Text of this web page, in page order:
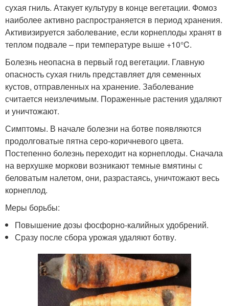
сухая гниль. Атакует культуру в конце вегетации. Фомоз
наиболее активно распространяется в период хранения.
Активизируется заболевание, если корнеплоды хранят в
теплом подвале – при температуре выше +10°C.
Болезнь неопасна в первый год вегетации. Главную
опасность сухая гниль представляет для семенных
кустов, отправленных на хранение. Заболевание
считается неизлечимым. Пораженные растения удаляют
и уничтожают.
Симптомы. В начале болезни на ботве появляются
продолговатые пятна серо-коричневого цвета.
Постепенно болезнь переходит на корнеплоды. Сначала
на верхушке моркови возникают темные вмятины с
беловатым налетом, они, разрастаясь, уничтожают весь
корнеплод.
Меры борьбы:
Повышение дозы фосфорно-калийных удобрений.
Сразу после сбора урожая удаляют ботву.